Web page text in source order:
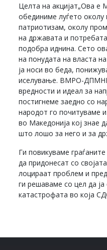
Целта на акцијат„Ова е
обединиме луѓето околу
патриотизам, околу
на државата и
подобра иднина. Сето
на понудата на власта
ја носи во беда,
иселување. ВМРО-ДПМНЕ
вредности и идеал за
постигнеме заедно со
народот го почитуваме
во Македонија кој знае
што лошо за него и за
Ги повикуваме
да придонесат со
лоцираат проблем и
ги решаваме со цел да
катастрофата во која